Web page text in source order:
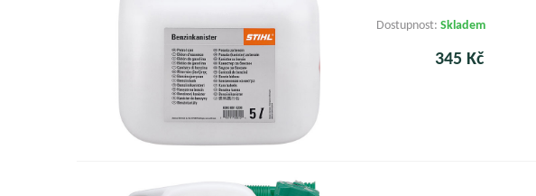
Dostupnost: Skladem
345 Kč